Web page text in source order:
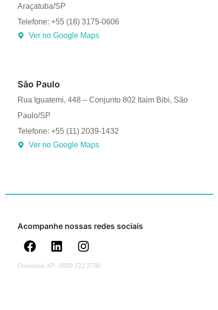
Araçatuba/SP
Telefone: +55 (18) 3175-0606
Ver no Google Maps
São Paulo
Rua Iguatemi, 448 – Conjunto 802 Itaim Bibi, São
Paulo/SP
Telefone: +55 (11) 2039-1432
Ver no Google Maps
Acompanhe nossas redes sociais
Ouvidoria XP: 0800 722 3730